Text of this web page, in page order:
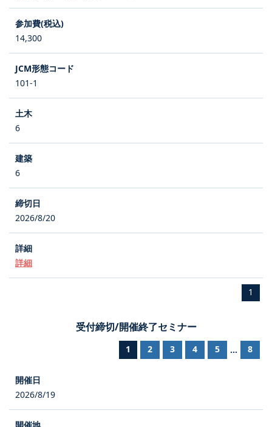
14,300
101-1
6
6
2026/8/20
詳細
1
受付締切/開催終了セミナー
1 2 3 4 5 ... 8
2026/8/19